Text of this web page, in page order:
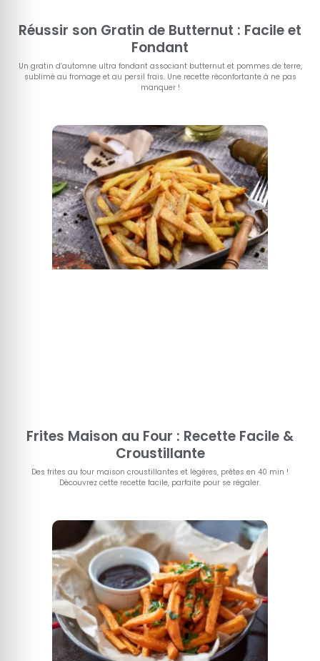
Réussir son Gratin de Butternut : Facile et
Fondant
Un gratin d’automne ultra fondant associant butternut et pommes de terre,
sublimé au fromage et au persil frais. Une recette réconfortante à ne pas
manquer !
Frites Maison au Four : Recette Facile &
Croustillante
Des frites au four maison croustillantes et légères, prêtes en 40 min !
Découvrez cette recette facile, parfaite pour se régaler.